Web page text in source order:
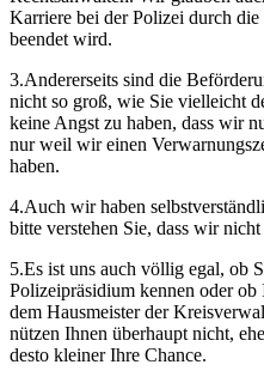
Karriere bei der Polizei durch
beendet wird.
3.Andererseits sind die
nicht so groß, wie Sie vielleicht
keine Angst zu haben, dass wir
nur weil wir einen
haben.
4.Auch wir haben
bitte verstehen Sie, dass wir
5.Es ist uns auch völlig egal, ob
Polizeipräsidium kennen oder
dem Hausmeister der
nützen Ihnen überhaupt nicht,
desto kleiner Ihre Chance.